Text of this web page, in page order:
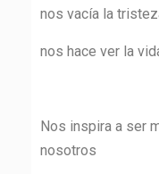
nos vacía la
nos hace ver la
Nos inspira a ser
nosotros